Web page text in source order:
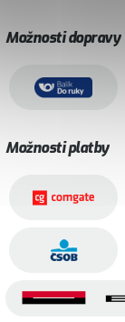
Možnosti dopravy
Možnosti platby